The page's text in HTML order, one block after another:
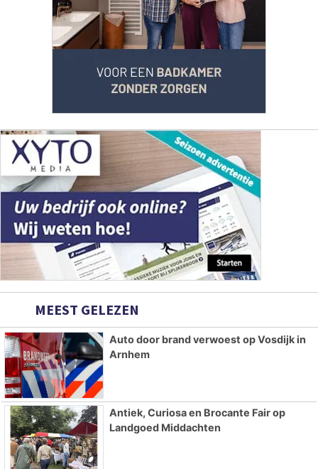
MEEST GELEZEN
Auto door brand verwoest op Vosdijk in
Arnhem
Antiek, Curiosa en Brocante Fair op
Landgoed Middachten